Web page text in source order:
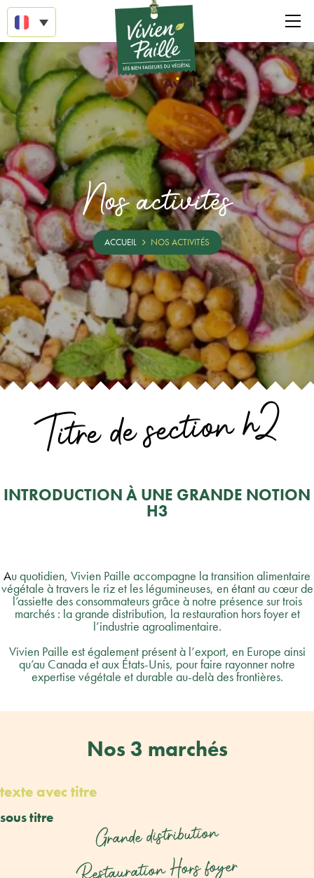
Nos activités
ACCUEIL NOS ACTIVITÉS
Titre de section h2
INTRODUCTION À UNE GRANDE NOTION
H3
Au quotidien, Vivien Paille accompagne la transition alimentaire
végétale à travers le riz et les légumineuses, en étant au cœur de
l’assiette des consommateurs grâce à notre présence sur trois
marchés : la grande distribution, la restauration hors foyer et
l’industrie agroalimentaire.
Vivien Paille est également présent à l’export, en Europe ainsi
qu’au Canada et aux États-Unis, pour faire rayonner notre
expertise végétale et durable au-delà des frontières.
Nos 3 marchés
texte avec titre
sous titre Grande distribution
Restauration Hors foyer